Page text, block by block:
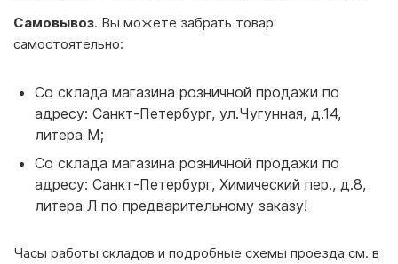
Самовывоз. Вы можете забрать товар
самостоятельно:
Со склада магазина розничной продажи по
адресу: Санкт-Петербург, ул.Чугунная, д.14,
литера М;
Со склада магазина розничной продажи по
адресу: Санкт-Петербург, Химический пер., д.8,
литера Л по предварительному заказу!
Часы работы складов и подробные схемы проезда см. в